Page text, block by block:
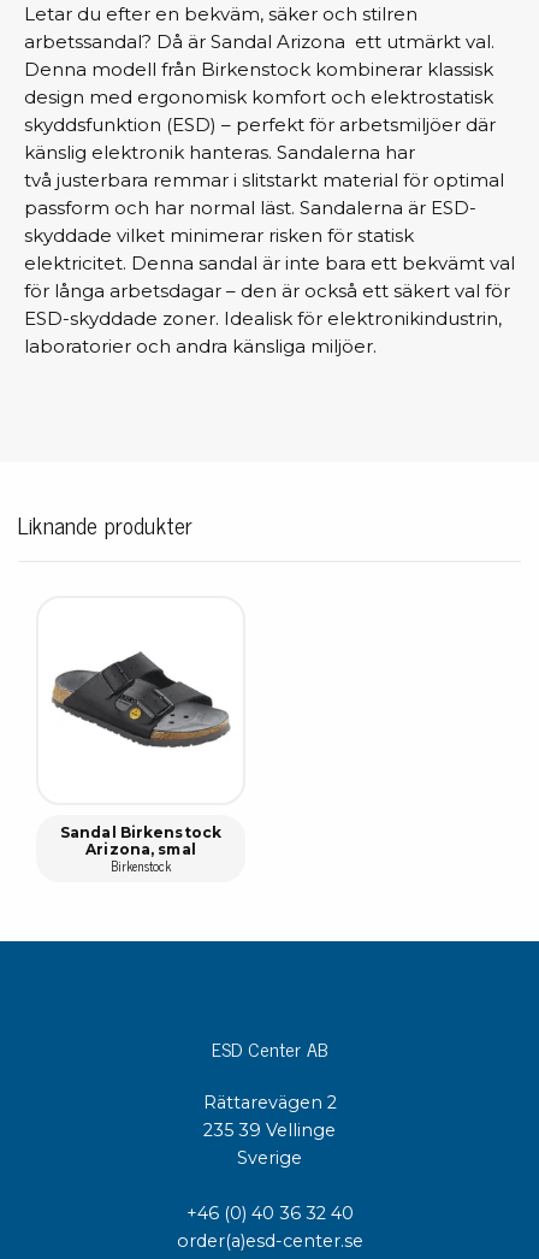
Letar du efter en bekväm, säker och stilren
arbetssandal? Då är Sandal Arizona ett utmärkt val.
Denna modell från Birkenstock kombinerar klassisk
design med ergonomisk komfort och elektrostatisk
skyddsfunktion (ESD) – perfekt för arbetsmiljöer där
känslig elektronik hanteras. Sandalerna har
två justerbara remmar i slitstarkt material för optimal
passform och har normal läst. Sandalerna är ESD-
skyddade vilket minimerar risken för statisk
elektricitet. Denna sandal är inte bara ett bekvämt val
för långa arbetsdagar – den är också ett säkert val för
ESD-skyddade zoner. Idealisk för elektronikindustrin,
laboratorier och andra känsliga miljöer.
Liknande produkter
Sandal Birkenstock
Arizona, smal
Birkenstock
ESD Center AB
Rättarevägen 2
235 39 Vellinge
Sverige
+46 (0) 40 36 32 40
order(a)esd-center.se